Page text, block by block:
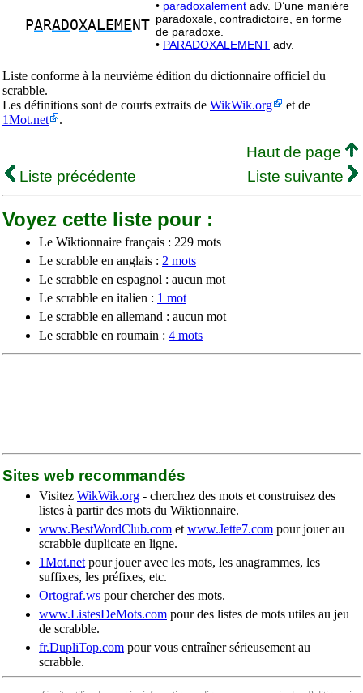
PARADOXALEME NT
• paradoxalement adv. D’une manière
paradoxale, contradictoire, en forme
de paradoxe.
• PARADOXALEMENT adv.
Liste conforme à la neuvième édition du dictionnaire officiel du
scrabble.
Les définitions sont de courts extraits de WikWik.org
et de
1Mot.net
.
Haut de page
Liste précédente
Liste suivante
Voyez cette liste pour :
Le Wiktionnaire français : 229 mots
Le scrabble en anglais : 2 mots
Le scrabble en espagnol : aucun mot
Le scrabble en italien : 1 mot
Le scrabble en allemand : aucun mot
Le scrabble en roumain : 4 mots
Sites web recommandés
Visitez WikWik.org - cherchez des mots et construisez des
listes à partir des mots du Wiktionnaire.
www.BestWordClub.com et www.Jette7.com pour jouer au
scrabble duplicate en ligne.
1Mot.net pour jouer avec les mots, les anagrammes, les
suffixes, les préfixes, etc.
Ortograf.ws pour chercher des mots.
www.ListesDeMots.com pour des listes de mots utiles au jeu
de scrabble.
fr.DupliTop.com pour vous entraîner sérieusement au
scrabble.